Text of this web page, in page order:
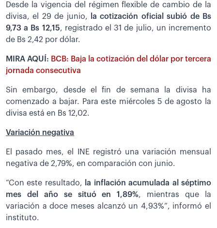
Desde la vigencia del régimen flexible de cambio de la
divisa, el 29 de junio,
la cotización oficial subió de Bs
9,73 a Bs 12,15, registrado el 31 de julio, un incremento
de Bs 2,42 por dólar.
MIRA AQUÍ: BCB: Baja la cotización del dólar por tercera
jornada consecutiva
Sin embargo, desde el fin de semana la divisa ha
comenzado a bajar. Para este miércoles 5 de agosto la
divisa está en Bs 12,02.
Variación negativa
El pasado mes, el INE registró una variación mensual
negativa de 2,79%, en comparación con junio.
“Con este resultado,
la inflación acumulada al séptimo
mes del año se situó en 1,89%, mientras que la
variación a doce meses alcanzó un 4,93%”, informó el
instituto.